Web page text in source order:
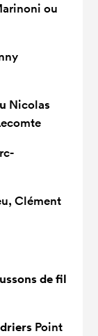
ou
Nicolas
Clément
de fil
Point